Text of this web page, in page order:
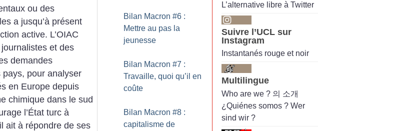
ou des
a jusqu’à présent
active. L’OIAC
et des
demandes
pour analyser
en Europe depuis
chimique dans le sud
l’État turc à
ait à répondre de ses
Bilan Macron #6 :
Mettre au pas la
jeunesse
Bilan Macron #7 :
Travaille, quoi qu’il en
coûte
Bilan Macron #8 :
capitalisme de
L’alternative libre à Twitter
Suivre l’UCL sur
Instagram
Instantanés rouge et noir
Multilingue
Who are we ? 의 소개
¿Quiénes somos ? Wer
sind wir ?